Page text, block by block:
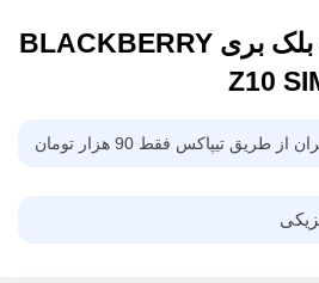
کانکتور سیمکارت بلک بری BLACKBERRY
Z10
تیپاکس فقط 90 هزار تومان